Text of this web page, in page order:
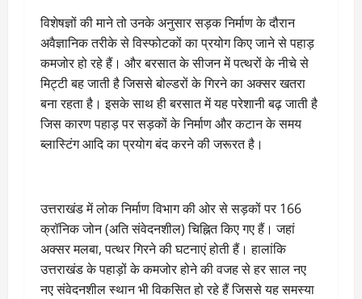
विशेषज्ञों की माने तो उनके अनुसार सड़क निर्माण के दौरान
अवैज्ञानिक तरीके से विस्फोटकों का प्रयोग किए जाने से पहाड़
कमजोर हो रहे हैं। और बरसात के सीजन में पत्थरों के नीचे से
मिट्टी बह जाती है जिससे बोल्डरों के गिरने का अक्सर खतरा
बना रहता है। इसके साथ ही बरसात में यह परेशानी बढ़ जाती है
जिस कारण पहाड़ पर सड़कों के निर्माण और कटान के समय
ब्लास्टिंग आदि का प्रयोग बंद करने की जरूरत है।
उत्तराखंड में लोक निर्माण विभाग की ओर से सड़कों पर 166
क्रॉनिक जोन (अति संवेदनशील) चिह्नित किए गए हैं। जहां
अक्सर मलबा, पत्थर गिरने की घटनाएं होती हैं। हालांकि
उत्तराखंड के पहाड़ों के कमजोर होने की वजह से हर साल नए
नए संवेदनशील स्थान भी विकसित हो रहे हैं जिससे यह समस्या